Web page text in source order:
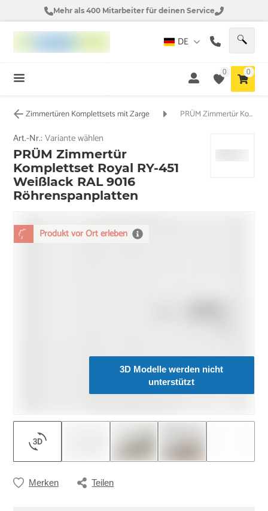
Mehr als 400 Mitarbeiter für deinen Service
DE
0 0
Zimmertüren Komplettsets mit Zarge PRÜM Zimmertür Komplettset Royal RY-451 Weißlack RAL 9016 Röhrenspanplatten
Produkt vor Ort erleben
3D Modelle werden nicht
unterstützt
Art.-Nr.:Variante wählen
PRÜM Zimmertür
Komplettset Royal RY-451
Weißlack RAL 9016
Röhrenspanplatten
Merken Teilen